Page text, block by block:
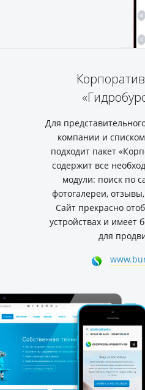
Для
компании и
подходит пакет
содержит все
модули: поиск по
фотогалереи,
Сайт прекрасно
устройствах и имеет
для